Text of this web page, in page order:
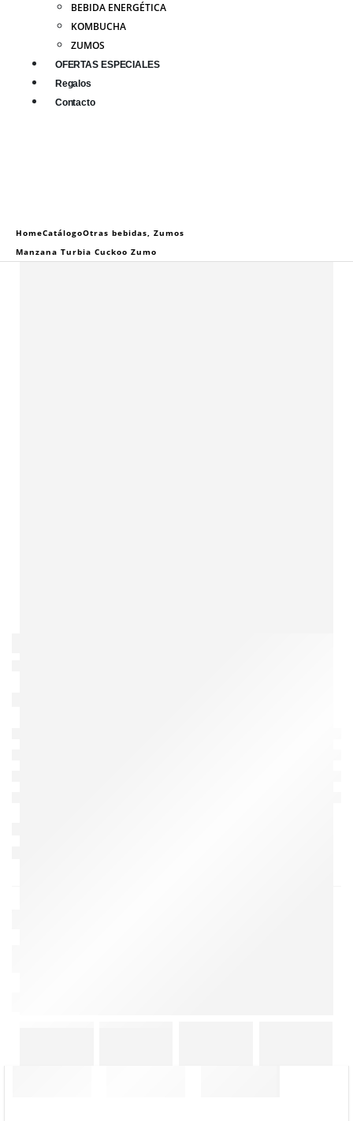
BEBIDA ENERGÉTICA
KOMBUCHA
ZUMOS
OFERTAS ESPECIALES
Regalos
Contacto
HomeCatálogoOtras bebidas, Zumos
Manzana Turbia Cuckoo Zumo